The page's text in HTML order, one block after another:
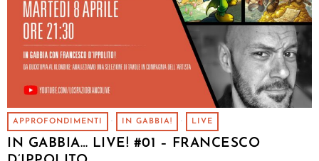
APPROFONDIMENTI · IN GABBIA! · LIVE
IN GABBIA… LIVE! #01 – FRANCESCO